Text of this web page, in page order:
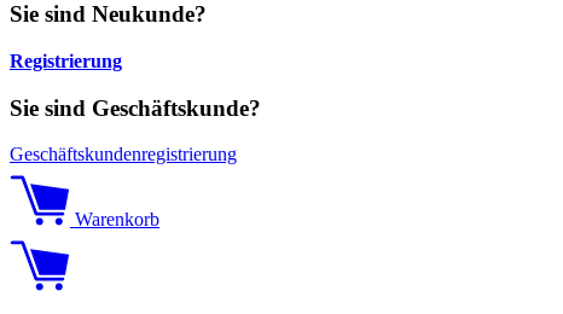
Sie sind Neukunde?
Registrierung
Sie sind Geschäftskunde?
Geschäftskundenregistrierung
Warenkorb